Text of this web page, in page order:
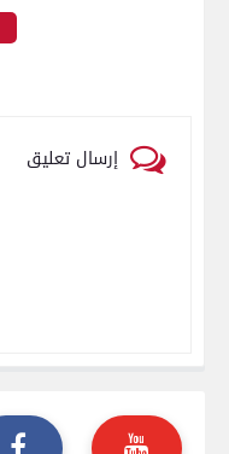
إرسال تعليق